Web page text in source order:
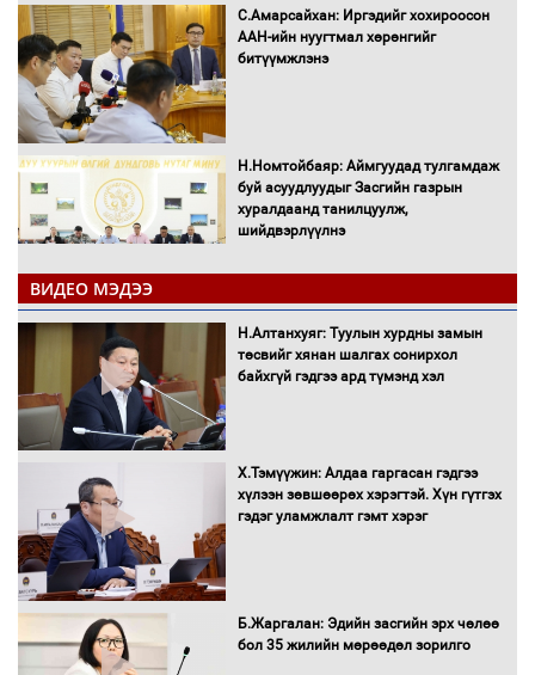
С.Амарсайхан: Иргэдийг хохироосон
ААН-ийн нуугтмал хөрөнгийг
битүүмжлэнэ
Н.Номтойбаяр: Аймгуудад тулгамдаж
буй асуудлуудыг Засгийн газрын
хуралдаанд танилцуулж,
шийдвэрлүүлнэ
эрэгтэйчүүдийн волейболын тэмцээнд
оролцож байгаа баг тамирчдад
амжилт хүслээ
Автобензин, дизель түлшний онцгой
албан татварыг тэглэлээ
Санхүүгийн хэмнэлтийн горимд эрүүл
мэндийн салбар хамаарахгүй
ВИДЕО МЭДЭЭ
Н.Алтанхуяг: Туулын хурдны замын
төсвийг хянан шалгах сонирхол
байхгүй гэдгээ ард түмэнд хэл
Х.Тэмүүжин: Алдаа гаргасан гэдгээ
хүлээн зөвшөөрөх хэрэгтэй. Хүн гүтгэх
гэдэг уламжлалт гэмт хэрэг
Б.Жаргалан: Эдийн засгийн эрх чөлөө
бол 35 жилийн мөрөөдөл зорилго